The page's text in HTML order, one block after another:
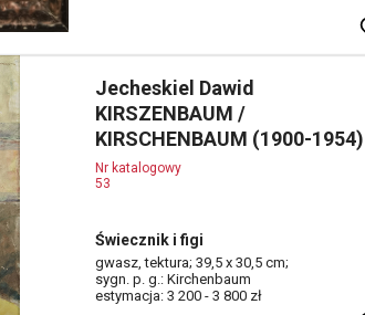
Jecheskiel Dawid
KIRSZENBAUM /
KIRSCHENBAUM (1900-1954)
Nr katalogowy
53
Świecznik i figi
gwasz, tektura; 39,5 x 30,5 cm;
sygn. p. g.: Kirchenbaum
estymacja: 3 200 - 3 800 zł